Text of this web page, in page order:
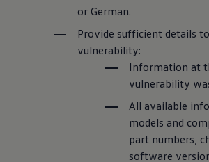
or German.
Provide sufficient details
vulnerability:
Information at
vulnerability
All available
models and
part numbers,
software